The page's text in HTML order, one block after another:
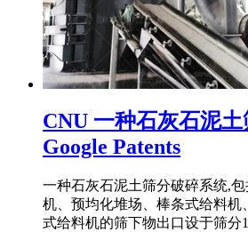
CNU 一种石灰石泥
Google Patents
一种石灰石泥土筛分破碎系统,
机、预均化堆场、棒条式给料机
式给料机的筛下物出口设于筛分